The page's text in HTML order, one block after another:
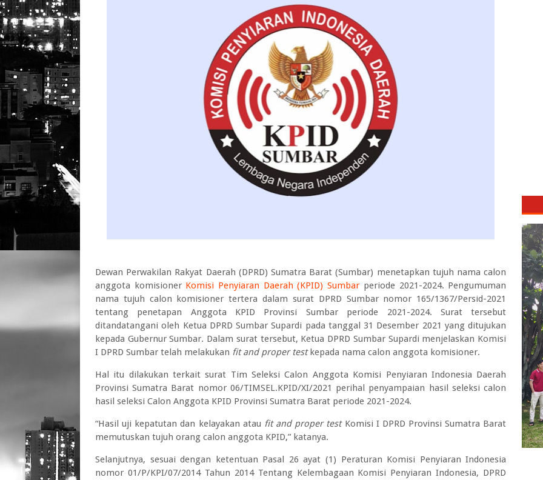
Dewan Perwakilan Rakyat Daerah (DPRD) Sumatra Barat (Sumbar) menetapkan tujuh nama calon
anggota komisioner Komisi Penyiaran Daerah (KPID) Sumbarperiode 2021-2024. Pengumuman
nama tujuh calon komisioner tertera dalam surat DPRD Sumbar nomor 165/1367/Persid-2021
tentang penetapan Anggota KPID Provinsi Sumbar periode 2021-2024. Surat tersebut
ditandatangani oleh Ketua DPRD Sumbar Supardi pada tanggal 31 Desember 2021 yang ditujukan
kepada Gubernur Sumbar. Dalam surat tersebut, Ketua DPRD Sumbar Supardi menjelaskan Komisi
I DPRD Sumbar telah melakukan fit and proper testkepada nama calon anggota komisioner.
Hal itu dilakukan terkait surat Tim Seleksi Calon Anggota Komisi Penyiaran Indonesia Daerah
Provinsi Sumatra Barat nomor 06/TIMSEL.KPID/XI/2021 perihal penyampaian hasil seleksi calon
hasil seleksi Calon Anggota KPID Provinsi Sumatra Barat periode 2021-2024.
“Hasil uji kepatutan dan kelayakan atau fit and proper testKomisi I DPRD Provinsi Sumatra Barat
memutuskan tujuh orang calon anggota KPID,” katanya.
Selanjutnya, sesuai dengan ketentuan Pasal 26 ayat (1) Peraturan Komisi Penyiaran Indonesia
nomor 01/P/KPI/07/2014 Tahun 2014 Tentang Kelembagaan Komisi Penyiaran Indonesia, DPRD